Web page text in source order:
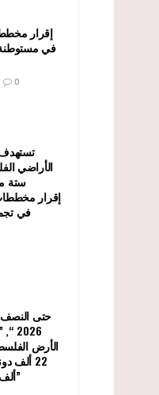
إقرار
في
0
الأراضي
ستة
إقرار
في
الأرض
ألف وحدة استيطانية”